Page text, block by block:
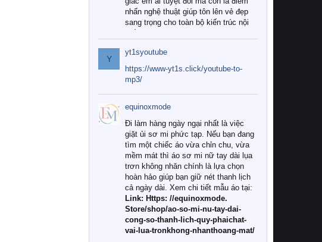
nhấn nghệ thuật giúp tôn lên vẻ đẹp
sang trọng cho toàn bộ kiến trúc nội
Tuy nhiên, giữa thị trường đa dạng
với vô vàn thương hiệu và mẫu mã
như hiện nay, làm thế nào để chọn
được những bộ chăn ga gối đệm cao
cấp thực sự chất lượng, phù hợp với
khí hậu và nhu cầu sử dụng của gia
đình? Hãy cùng chúng tôi đi tìm lời
giải đáp chi tiết qua bài viết dưới đây.
1. Tại sao các gia đình hiện đại lại ưa
chuộng chăn ga gối đệm cao cấp?
Khác với các dòng sản phẩm thông
thường, những bộ chăn ga gối đệm
cao cấp trải qua quy trình sản xuất
nghiêm ngặt từ khâu chọn lọc nguyên
liệu tự nhiên đến công nghệ dệt
nhuộm hiện đại không chứa hóa chất
Y
yt1syoutube
https://www-yt1s.click/youtube-to-
mp3/
equinoxmode
Đi làm hàng ngày ngại nhất là việc
giặt ủi sơ mi phức tạp. Nếu bạn đang
tìm một chiếc áo vừa chỉn chu, vừa
mềm mát thì áo sơ mi nữ tay dài lụa
trơn không nhăn chính là lựa chọn
hoàn hảo giúp bạn giữ nét thanh lịch
cả ngày dài. Xem chi tiết mẫu áo tại:
Link: Https: //equinoxmode.
Store/shop/ao-so-mi-nu-tay-dai-
cong-so-thanh-lich-quy-phaichat-
vai-lua-tronkhong-nhanthoang-mat/